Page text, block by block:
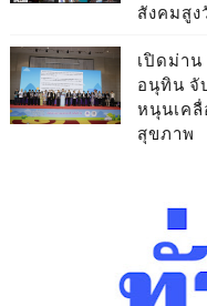
สังคมสูงวั
เปิดม่าน
อนุทิน จั
หนุนเคลื่
สุขภาพ